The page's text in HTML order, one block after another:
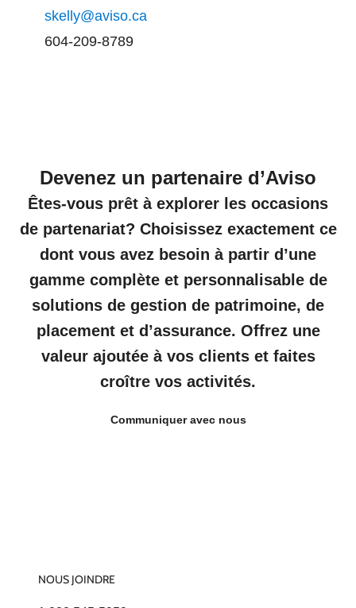
skelly@aviso.ca
604-209-8789
Devenez un partenaire d’Aviso
Êtes-vous prêt à explorer les occasions
de partenariat? Choisissez exactement ce
dont vous avez besoin à partir d’une
gamme complète et personnalisable de
solutions de gestion de patrimoine, de
placement et d’assurance. Offrez une
valeur ajoutée à vos clients et faites
croître vos activités.
Communiquer avec nous
NOUS JOINDRE